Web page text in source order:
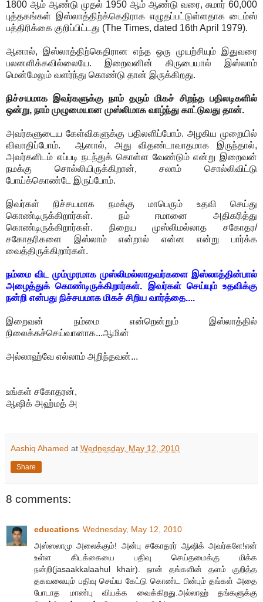
1800 ஆம் ஆண்டு முதல் 1950 ஆம் ஆண்டு வரை, சுமார் 60,000
புத்தகங்கள் இஸ்லாத்திற்க்கெதிராக எழுதப்பட்டுள்ளதாக டைம்ஸ்
பத்திரிக்கை குறிப்பிட்டது (The Times, dated 16th April 1979).
ஆனால், இஸ்லாத்திற்கெதிரான எந்த ஒரு முயற்சியும் இதுவரை
பலனளிக்கவில்லையே. இறைவனின் கிருபையால் இஸ்லாம்
மென்மேலும் வளர்ந்து கொண்டு தான் இருக்கிறது.
நிச்சயமாக இவர்களுக்கு நாம் தரும் மிகச் சிறந்த பதிலடிகளில்
ஒன்று, நாம் முழுமையான முஸ்லிமாக வாழ்ந்து காட்டுவது தான்.
அவர்களுடைய கேள்விகளுக்கு பதிலளிப்போம். அழகிய முறையில்
விவாதிப்போம். ஆனால், அது விதண்டாவாதமாக இருந்தால்,
அவர்களிடம் எப்படி நடந்துக் கொள்ள வேண்டும் என்று இறைவன்
நமக்கு சொல்லியிருக்கிறான், சலாம் சொல்லிவிட்டு
போய்க்கொண்டே இருப்போம்.
இவர்கள் நிச்சயமாக நமக்கு மாபெரும் உதவி செய்து
கொண்டிருக்கிறார்கள். நம் ஈமானை அதிகரித்து
கொண்டிருக்கிறார்கள். நிறைய முஸ்லிமல்லாத சகோதர/
சகோதரிகளை இஸ்லாம் என்றால் என்ன என்று பார்க்க
வைத்திருக்கிறார்கள்.
நம்மை விட மும்முரமாக முஸ்லிமல்லாதவர்களை இஸ்லாத்தின்பால்
அழைத்துக் கொண்டிருக்கிறார்கள். இவர்கள் செய்யும் உதவிக்கு
நன்றி என்பது நிச்சயமாக மிகச் சிறிய வார்த்தை....
இறைவன் நம்மை என்றென்றும் இஸ்லாத்தில்
நிலைக்கச்செய்வானாக...ஆமின்
அல்லாஹ்வே எல்லாம் அறிந்தவன்...
உங்கள் சகோதரன்,
ஆஷிக் அஹ்மத் அ
Aashiq Ahamed at Wednesday, May 12, 2010
Share
8 comments:
educations Wednesday, May 12, 2010
அஸ்ஸலாமு அலைக்கும்! அன்பு சகோதரர் ஆஷிக் அவர்களே!என்
உள்ள கிடக்கையை பதிவு செய்தமைக்கு மிக்க
நன்றி(jasaakkalaahul khair). நான் தங்களின் தளம் குறித்த
தகவலையும் பதிவு செய்ய கேட்டு கொண்ட பின்பும் தங்கள் அதை
போடாத மாண்பு வியக்க வைக்கிறது.அல்லாஹ் தங்களுக்கு